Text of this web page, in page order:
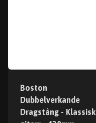
Boston
Dubbelverkande
Dragstång - Klassisk